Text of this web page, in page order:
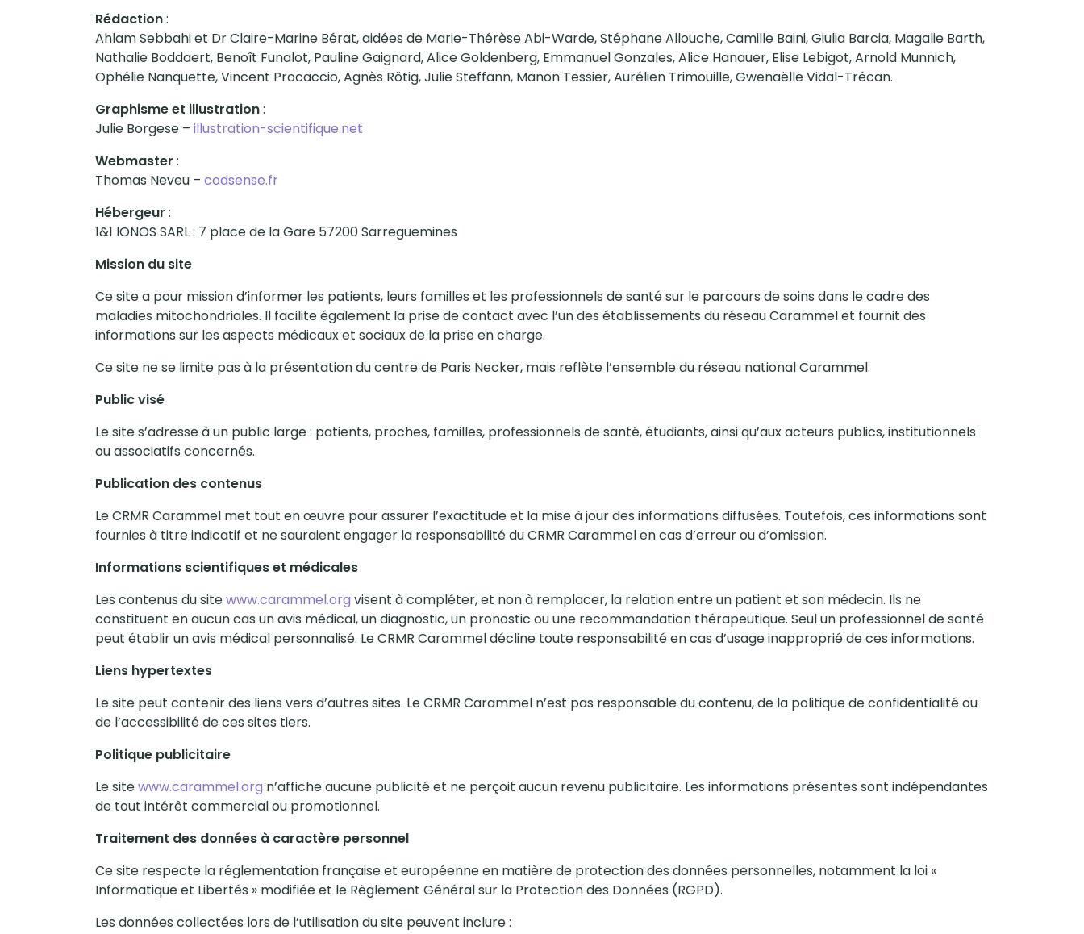
Rédaction:
Ahlam Sebbahi et Dr Claire-Marine Bérat, aidées de Marie-Thérèse Abi-Warde, Stéphane Allouche, Camille Baini, Giulia Barcia, Magalie Barth,
Nathalie Boddaert, Benoît Funalot, Pauline Gaignard, Alice Goldenberg, Emmanuel Gonzales, Alice Hanauer, Elise Lebigot, Arnold Munnich,
Ophélie Nanquette, Vincent Procaccio, Agnès Rötig, Julie Steffann, Manon Tessier, Aurélien Trimouille, Gwenaëlle Vidal-Trécan.
Graphisme et illustration:
Julie Borgese – illustration-scientifique.net
Webmaster :
Thomas Neveu – codsense.fr
Hébergeur :
1&1 IONOS SARL : 7 place de la Gare 57200 Sarreguemines
Mission du site
Ce site a pour mission d’informer les patients, leurs familles et les professionnels de santé sur le parcours de soins dans le cadre des
maladies mitochondriales. Il facilite également la prise de contact avec l’un des établissements du réseau Carammel et fournit des
informations sur les aspects médicaux et sociaux de la prise en charge.
Ce site ne se limite pas à la présentation du centre de Paris Necker, mais reflète l’ensemble du réseau national Carammel.
Public visé
Le site s’adresse à un public large : patients, proches, familles, professionnels de santé, étudiants, ainsi qu’aux acteurs publics, institutionnels
ou associatifs concernés.
Publication des contenus
Le CRMR Carammel met tout en œuvre pour assurer l’exactitude et la mise à jour des informations diffusées. Toutefois, ces informations sont
fournies à titre indicatif et ne sauraient engager la responsabilité du CRMR Carammel en cas d’erreur ou d’omission.
Informations scientifiques et médicales
Les contenus du sitewww.carammel.org visent à compléter, et non à remplacer, la relation entre un patient et son médecin. Ils ne
constituent en aucun cas un avis médical, un diagnostic, un pronostic ou une recommandation thérapeutique. Seul un professionnel de santé
peut établir un avis médical personnalisé. Le CRMR Carammel décline toute responsabilité en cas d’usage inapproprié de ces informations.
Liens hypertextes
Le site peut contenir des liens vers d’autres sites. Le CRMR Carammel n’est pas responsable du contenu, de la politique de confidentialité ou
de l’accessibilité de ces sites tiers.
Politique publicitaire
Le sitewww.carammel.org n’affiche aucune publicité et ne perçoit aucun revenu publicitaire. Les informations présentes sont indépendantes
de tout intérêt commercial ou promotionnel.
Traitement des données à caractère personnel
Ce site respecte la réglementation française et européenne en matière de protection des données personnelles, notamment la loi «
Informatique et Libertés » modifiée et le Règlement Général sur la Protection des Données (RGPD).
Les données collectées lors de l’utilisation du site peuvent inclure :